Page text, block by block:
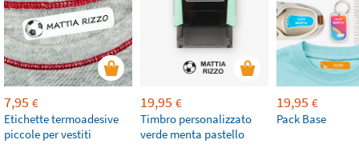
7,95 €
Etichette termoadesive
piccole per vestiti
19,95 €
Timbro personalizzato
verde menta pastello
19,95 €
Pack Base